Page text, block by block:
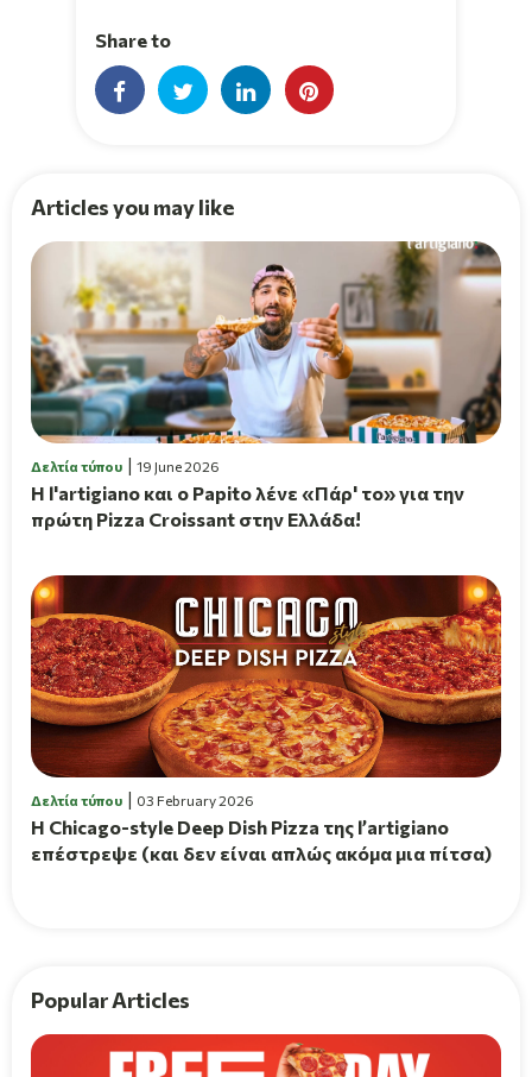
Share to
Articles you may like
Δελτία τύπου 19 June 2026
H l'artigiano και ο Papito λένε «Πάρ' το» για την
πρώτη Pizza Croissant στην Ελλάδα!
Δελτία τύπου 03 February 2026
Η Chicago-style Deep Dish Pizza της l’artigiano
επέστρεψε (και δεν είναι απλώς ακόμα μια πίτσα)
Popular Articles